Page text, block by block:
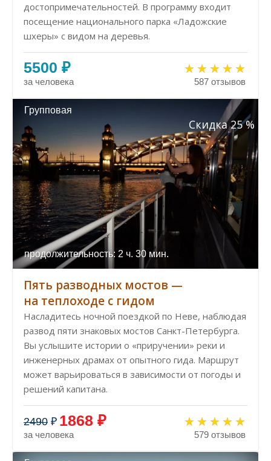
достопримечательностей. В программу входит
посещение национального парка «Ладожские
шхеры» с видом на деревья.
5500 ₽
за человека 587 отзывов
Групповая
продолжительность: 2 ч. 30 мин.
Скидка 25 %
Пять разводных мостов —
на теплоходе с гидом
Насладитесь ночной поездкой по Неве, наблюдая
развод пяти знаковых мостов Санкт-Петербурга.
Вы услышите истории о «приручении» реки и
инженерных драмах от опытного гида. Маршрут
может варьироваться в зависимости от погоды и
решений капитана.
2490 ₽ 1868 ₽
за человека 579 отзывов